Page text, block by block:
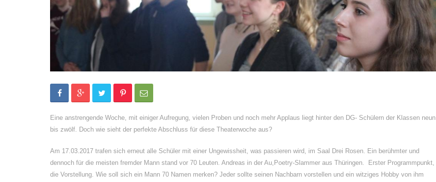
Eine anstrengende Woche, mit einiger Aufregung, vielen Proben und noch mehr Applaus liegt hinter den DG- Schülern der Klassen neun
bis zwölf. Doch wie sieht der perfekte Abschluss für diese Theaterwoche aus?
Am 17.03.2017 trafen sich erneut alle Schüler mit einer Ungewissheit, was passieren wird, im Saal Drei Rosen. Ein berühmter und
dennoch für die meisten fremder Mann stand vor 70 Leuten. Andreas in der Au,Poetry-Slammer aus Thüringen. Erster Programmpunkt,
die Vorstellung. Wie soll sich ein Mann 70 Namen merken? Jeder sollte seinen Nachbarn vorstellen und ein witziges Hobby von ihm